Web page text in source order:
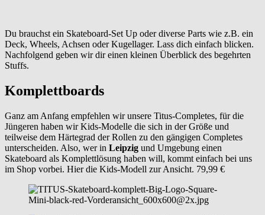
Du brauchst ein Skateboard-Set Up oder diverse Parts wie z.B. ein
Deck, Wheels, Achsen oder Kugellager. Lass dich einfach blicken.
Nachfolgend geben wir dir einen kleinen Überblick des begehrten
Stuffs.
Komplettboards
Ganz am Anfang empfehlen wir unsere Titus-Completes, für die
Jüngeren haben wir Kids-Modelle die sich in der Größe und
teilweise dem Härtegrad der Rollen zu den gängigen Completes
unterscheiden. Also, wer in Leipzig und Umgebung einen
Skateboard als Komplettlösung haben will, kommt einfach bei uns
im Shop vorbei. Hier die Kids-Modell zur Ansicht. 79,99 €